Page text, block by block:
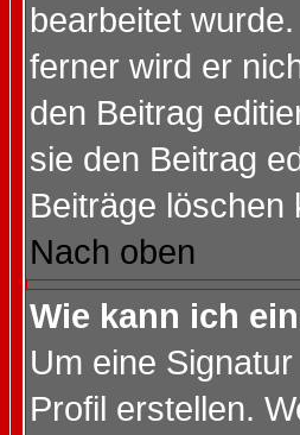
bearbeitet
ferner wird er
den Beitrag
sie den Beitrag
Beiträge löschen
Nach oben
Wie kann ich
Um eine
Profil erstellen.